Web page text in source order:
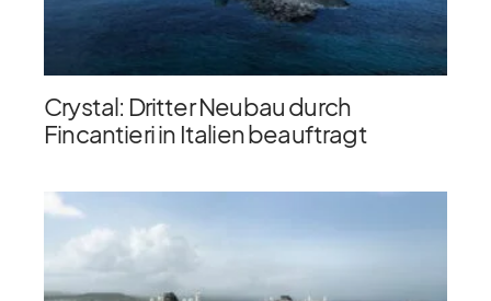
Crystal: Dritter Neubau durch
Fincantieri in Italien beauftragt